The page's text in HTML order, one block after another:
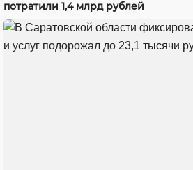
потратили 1,4 млрд рублей